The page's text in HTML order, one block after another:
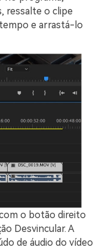
ressalte o clipe
e arrastá-lo
o botão direito
Desvincular. A
de áudio do vídeo